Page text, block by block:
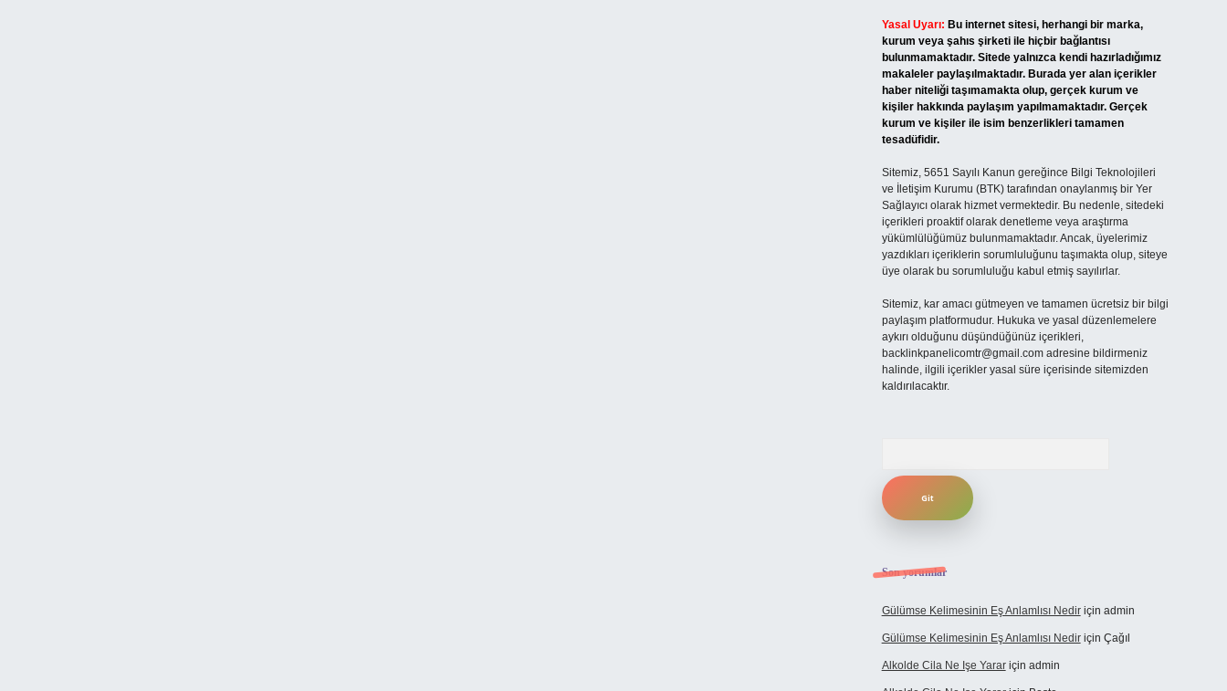
Yasal Uyarı: Bu internet sitesi, herhangi bir marka,
kurum veya şahıs şirketi ile hiçbir bağlantısı
bulunmamaktadır. Sitede yalnızca kendi hazırladığımız
makaleler paylaşılmaktadır. Burada yer alan içerikler
haber niteliği taşımamakta olup, gerçek kurum ve
kişiler hakkında paylaşım yapılmamaktadır. Gerçek
kurum ve kişiler ile isim benzerlikleri tamamen
tesadüfidir.
Sitemiz, 5651 Sayılı Kanun gereğince Bilgi Teknolojileri
ve İletişim Kurumu (BTK) tarafından onaylanmış bir Yer
Sağlayıcı olarak hizmet vermektedir. Bu nedenle, sitedeki
içerikleri proaktif olarak denetleme veya araştırma
yükümlülüğümüz bulunmamaktadır. Ancak, üyelerimiz
yazdıkları içeriklerin sorumluluğunu taşımakta olup, siteye
üye olarak bu sorumluluğu kabul etmiş sayılırlar.
Sitemiz, kar amacı gütmeyen ve tamamen ücretsiz bir bilgi
paylaşım platformudur. Hukuka ve yasal düzenlemelere
aykırı olduğunu düşündüğünüz içerikleri,
backlinkpanelicomtr@gmail.comadresine bildirmeniz
halinde, ilgili içerikler yasal süre içerisinde sitemizden
kaldırılacaktır.
Son yorumlar
Gülümse Kelimesinin Eş Anlamlısı Nediriçin admin
Gülümse Kelimesinin Eş Anlamlısı Nediriçin Çağıl
Alkolde Cila Ne Işe Yarariçin admin